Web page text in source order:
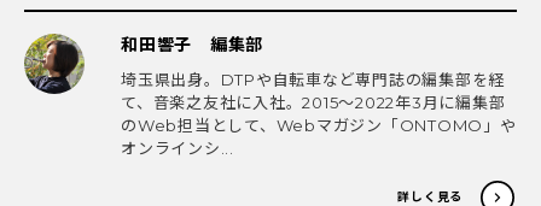
和田響子 編集部
埼玉県出身。DTPや自転車など専門誌の編集部を経
て、音楽之友社に入社。2015〜2022年3月に編集部
のWeb担当として、Webマガジン「ONTOMO」や
オンラインシ...
詳しく見る